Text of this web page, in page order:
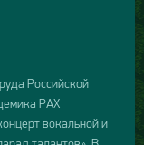
Российской
РАХ
вокальной и